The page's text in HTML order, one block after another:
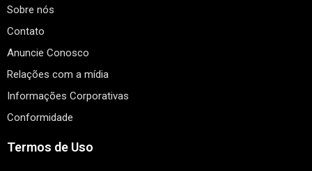
Sobre nós
Contato
Anuncie Conosco
Relações com a mídia
Informações Corporativas
Conformidade
Termos de Uso